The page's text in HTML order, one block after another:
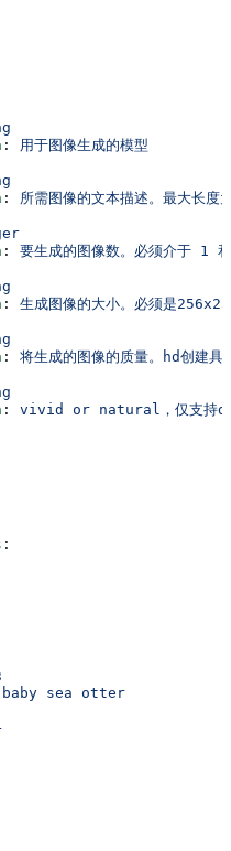
: 用于图像生成的模型
: 所需图像的文本描述。最大长
: 要生成的图像数。必须介于 1
: 生成图像的大小。必须是
: 将生成的图像的质量。hd创建
: vivid or natural，仅支持
:
sea otter